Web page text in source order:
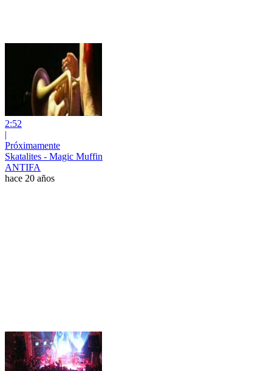
2:52
|
Próximamente
Skatalites - Magic Muffin
ANTIFA
hace 20 años